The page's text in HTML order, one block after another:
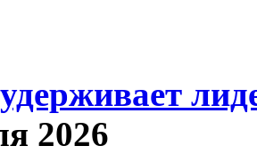
2026